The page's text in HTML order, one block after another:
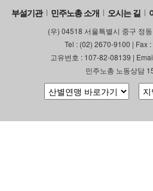
부설기관 민주노총 소개 오시는 길
(우) 04518 서울특별시 중구 정
Tel : (02) 2670-9100 | Fax
고유번호 : 107-82-08139 |
민주노총 노동상담